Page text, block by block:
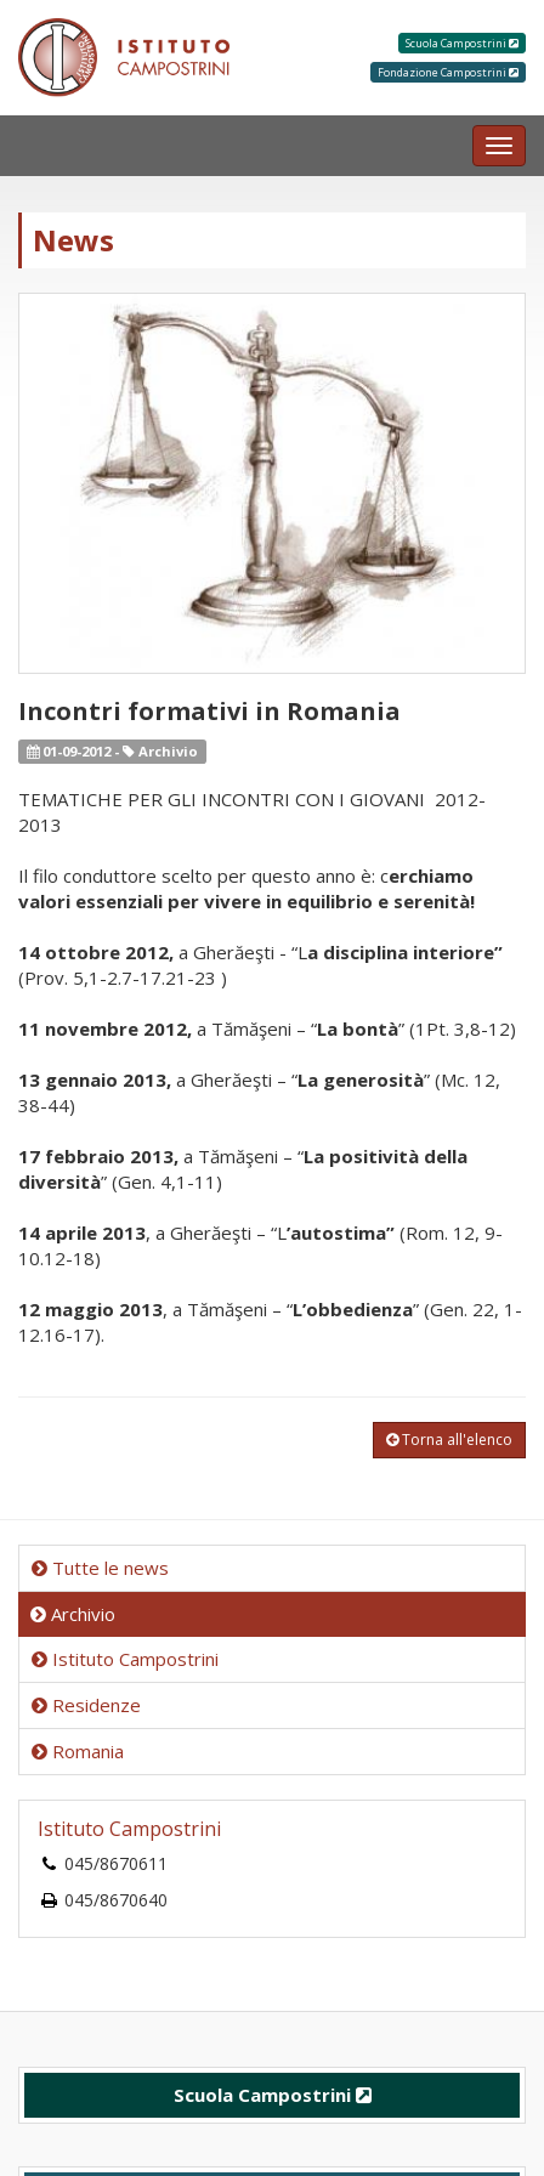
Scuola Campostrini
Fondazione Campostrini
News
Incontri formativi in Romania
01-09-2012 - Archivio
TEMATICHE PER GLI INCONTRI CON I GIOVANI 2012-
2013
Il filo conduttore scelto per questo anno è: cerchiamo
valori essenziali per vivere in equilibrio e serenità!
14 ottobre 2012, a Gherăeşti - “La disciplina interiore”
(Prov. 5,1-2.7-17.21-23 )
11 novembre 2012, a Tămăşeni – “La bontà” (1Pt. 3,8-12)
13 gennaio 2013, a Gherăeşti – “La generosità” (Mc. 12,
38-44)
17 febbraio 2013, a Tămăşeni – “La positività della
diversità” (Gen. 4,1-11)
14 aprile 2013, a Gherăeşti – “L’autostima” (Rom. 12, 9-
10.12-18)
12 maggio 2013, a Tămăşeni – “L’obbedienza” (Gen. 22, 1-
12.16-17).
Torna all'elenco
Tutte le news
Archivio
Istituto Campostrini
Residenze
Romania
Istituto Campostrini
045/8670611
045/8670640
Scuola Campostrini